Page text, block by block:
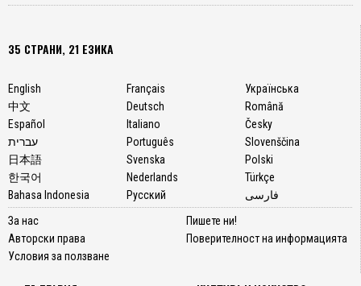
35 СТРАНИ, 21 ЕЗИКА
English
中文
Español
עברית
日本語
한국어
Bahasa Indonesia
Français
Deutsch
Italiano
Português
Svenska
Nederlands
Русский
Українська
Română
Česky
Slovenščina
Polski
Türkçe
فارسی
За нас
Авторски права
Условия за ползване
Пишете ни!
Поверителност на информацията